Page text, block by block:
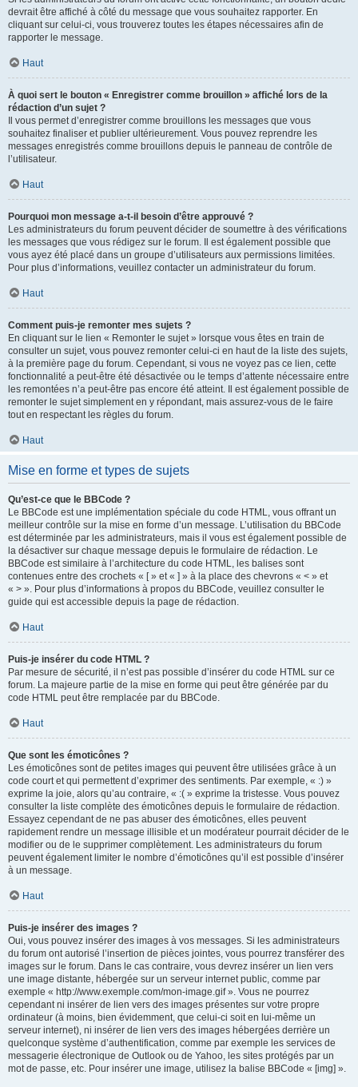
devrait être affiché à côté du message que vous souhaitez rapporter. En
cliquant sur celui-ci, vous trouverez toutes les étapes nécessaires afin de
rapporter le message.
Haut
À quoi sert le bouton « Enregistrer comme brouillon » affiché lors de la
rédaction d’un sujet ?
Il vous permet d’enregistrer comme brouillons les messages que vous
souhaitez finaliser et publier ultérieurement. Vous pouvez reprendre les
messages enregistrés comme brouillons depuis le panneau de contrôle de
l’utilisateur.
Haut
Pourquoi mon message a-t-il besoin d’être approuvé ?
Les administrateurs du forum peuvent décider de soumettre à des vérifications
les messages que vous rédigez sur le forum. Il est également possible que
vous ayez été placé dans un groupe d’utilisateurs aux permissions limitées.
Pour plus d’informations, veuillez contacter un administrateur du forum.
Haut
Comment puis-je remonter mes sujets ?
En cliquant sur le lien « Remonter le sujet » lorsque vous êtes en train de
consulter un sujet, vous pouvez remonter celui-ci en haut de la liste des sujets,
à la première page du forum. Cependant, si vous ne voyez pas ce lien, cette
fonctionnalité a peut-être été désactivée ou le temps d’attente nécessaire entre
les remontées n’a peut-être pas encore été atteint. Il est également possible de
remonter le sujet simplement en y répondant, mais assurez-vous de le faire
tout en respectant les règles du forum.
Haut
Mise en forme et types de sujets
Qu’est-ce que le BBCode ?
Le BBCode est une implémentation spéciale du code HTML, vous offrant un
meilleur contrôle sur la mise en forme d’un message. L’utilisation du BBCode
est déterminée par les administrateurs, mais il vous est également possible de
la désactiver sur chaque message depuis le formulaire de rédaction. Le
BBCode est similaire à l’architecture du code HTML, les balises sont
contenues entre des crochets « [ » et « ] » à la place des chevrons « < » et
« > ». Pour plus d’informations à propos du BBCode, veuillez consulter le
guide qui est accessible depuis la page de rédaction.
Haut
Puis-je insérer du code HTML ?
Par mesure de sécurité, il n’est pas possible d’insérer du code HTML sur ce
forum. La majeure partie de la mise en forme qui peut être générée par du
code HTML peut être remplacée par du BBCode.
Haut
Que sont les émoticônes ?
Les émoticônes sont de petites images qui peuvent être utilisées grâce à un
code court et qui permettent d’exprimer des sentiments. Par exemple, « :) »
exprime la joie, alors qu’au contraire, « :( » exprime la tristesse. Vous pouvez
consulter la liste complète des émoticônes depuis le formulaire de rédaction.
Essayez cependant de ne pas abuser des émoticônes, elles peuvent
rapidement rendre un message illisible et un modérateur pourrait décider de le
modifier ou de le supprimer complètement. Les administrateurs du forum
peuvent également limiter le nombre d’émoticônes qu’il est possible d’insérer
à un message.
Haut
Puis-je insérer des images ?
Oui, vous pouvez insérer des images à vos messages. Si les administrateurs
du forum ont autorisé l’insertion de pièces jointes, vous pourrez transférer des
images sur le forum. Dans le cas contraire, vous devrez insérer un lien vers
une image distante, hébergée sur un serveur internet public, comme par
exemple « http://www.exemple.com/mon-image.gif ». Vous ne pourrez
cependant ni insérer de lien vers des images présentes sur votre propre
ordinateur (à moins, bien évidemment, que celui-ci soit en lui-même un
serveur internet), ni insérer de lien vers des images hébergées derrière un
quelconque système d’authentification, comme par exemple les services de
messagerie électronique de Outlook ou de Yahoo, les sites protégés par un
mot de passe, etc. Pour insérer une image, utilisez la balise BBCode « [img] ».